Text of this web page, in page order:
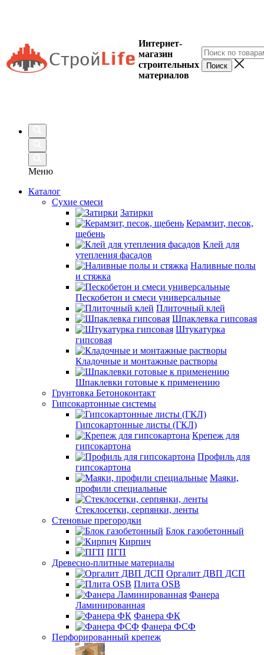
Интернет-
магазин
строительных
материалов
Меню
Каталог
Сухие смеси
Затирки
Керамзит, песок,
щебень
Клей для
утепления фасадов
Наливные полы
и стяжка
Пескобетон и смеси универсальные
Плиточный клей
Шпаклевка гипсовая
Штукатурка
гипсовая
Кладочные и монтажные растворы
Шпаклевки готовые к применению
Грунтовка Бетоноконтакт
Гипсокартонные системы
Гипсокартонные листы (ГКЛ)
Крепеж для
гипсокартона
Профиль для
гипсокартона
Маяки,
профили специальные
Стеклосетки, серпянки, ленты
Стеновые прегородки
Блок газобетонный
Кирпич
ПГП
Древесно-плитные материалы
Оргалит ДВП ДСП
Плита OSB
Фанера
Ламинированная
Фанера ФК
Фанера ФСФ
Перфорированный крепеж